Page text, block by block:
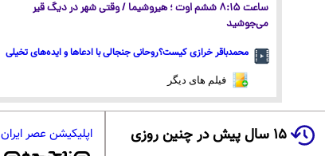
ساعت ۸:۱۵ ششم اوت ؛ هیروشیما / وقتی شهر در دیگ قیر
می‌جوشید
محمدباقر خرازی کیست؟روحانی جنجالی با ادعاها و ایده‌های تخیلی
فیلم های دیگر
۱۵ سال پیش در چنین روزی اپلیکیشن عصر ایران